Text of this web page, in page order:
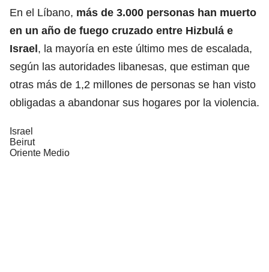
En el Líbano, más de 3.000 personas han muerto
en un año de fuego cruzado entre Hizbulá e
Israel, la mayoría en este último mes de escalada,
según las autoridades libanesas, que estiman que
otras más de 1,2 millones de personas se han visto
obligadas a abandonar sus hogares por la violencia.
Israel
Beirut
Oriente Medio